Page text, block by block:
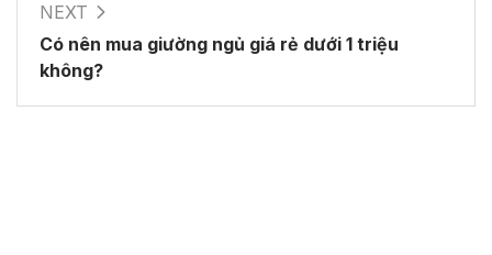
NEXT
Có nên mua giường ngủ giá rẻ dưới 1 triệu
không?